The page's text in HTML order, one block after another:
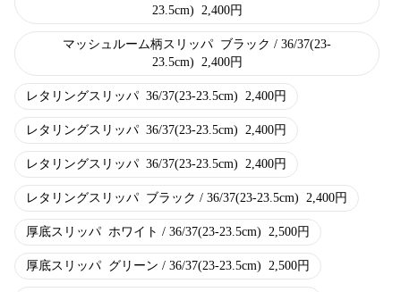
23.5cm) 2,400円
マッシュルーム柄スリッパ ブラック / 36/37(23-
23.5cm) 2,400円
レタリングスリッパ 36/37(23-23.5cm) 2,400円
レタリングスリッパ 36/37(23-23.5cm) 2,400円
レタリングスリッパ 36/37(23-23.5cm) 2,400円
レタリングスリッパ ブラック / 36/37(23-23.5cm) 2,400円
厚底スリッパ ホワイト / 36/37(23-23.5cm) 2,500円
厚底スリッパ グリーン / 36/37(23-23.5cm) 2,500円